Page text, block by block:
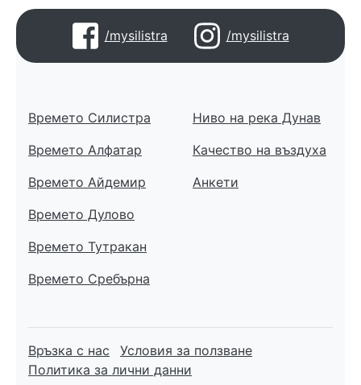
/mysilistra /mysilistra
Времето Силистра
Времето Алфатар
Времето Айдемир
Времето Дулово
Времето Тутракан
Времето Сребърна
Ниво на река Дунав
Качество на въздуха
Анкети
Връзка с нас
Условия за ползване
Политика за лични данни